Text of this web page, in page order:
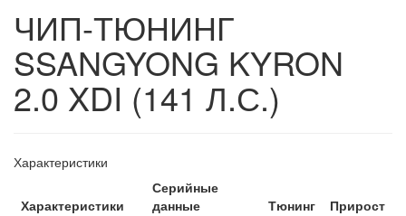
ЧИП-ТЮНИНГ
SSANGYONG KYRON
2.0 XDI (141 Л.С.)
Характеристики
Характеристики
Серийные
данные
Тюнинг
Прирост